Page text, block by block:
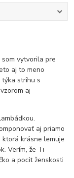
vytvorila pre
aj to meno
týka strihu s
aj
aj priamo
krásne lemuje
Verím, že Ti
a pocit ženskosti